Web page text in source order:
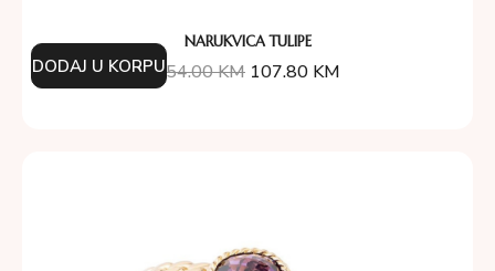
NARUKVICA TULIPE
154.00KM 107.80 KM
DODAJ U KORPU